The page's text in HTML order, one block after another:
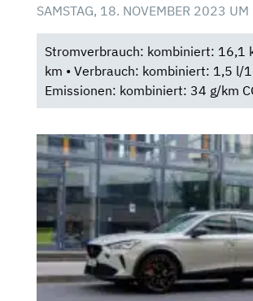
SAMSTAG, 18. NOVEMBER 2023
Stromverbrauch: kombiniert: 16,1
km • Verbrauch: kombiniert: 1,5 l/
Emissionen: kombiniert: 34 g/km